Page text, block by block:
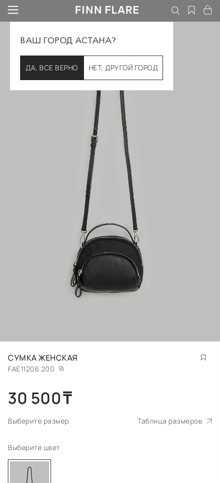
ВАШ ГОРОД АСТАНА?
ДА, ВСЕ ВЕРНО НЕТ, ДРУГОЙ ГОРОД
СУМКА ЖЕНСКАЯ
FAE11206 200
30 500₸
Выберите размер Таблица размеров
Выберите цвет